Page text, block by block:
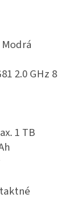
2.0 GHz 8
1 TB